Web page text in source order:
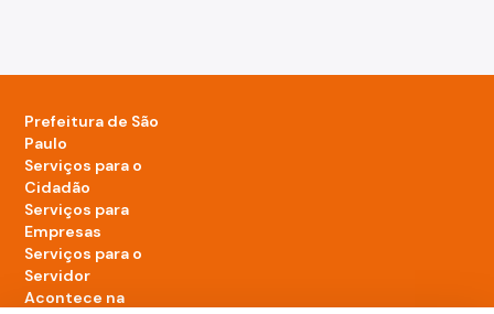
Prefeitura de São
Paulo
Serviços para o
Cidadão
Serviços para
Empresas
Serviços para o
Servidor
Acontece na